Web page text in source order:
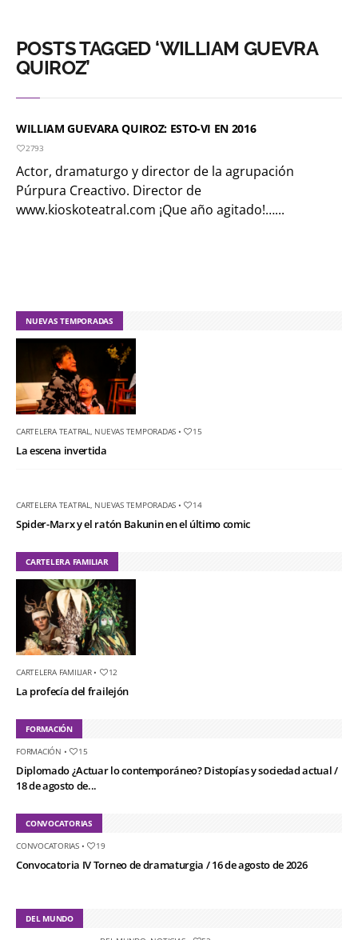
POSTS TAGGED ‘WILLIAM GUEVRA
QUIROZ’
WILLIAM GUEVARA QUIROZ: ESTO-VI EN 2016
2793
Actor, dramaturgo y director de la agrupación
Púrpura Creactivo. Director de
www.kioskoteatral.com ¡Que año agitado!…...
NUEVAS TEMPORADAS
CARTELERA TEATRAL NUEVAS TEMPORADAS • 15
La escena invertida
CARTELERA TEATRAL NUEVAS TEMPORADAS • 14
Spider-Marx y el ratón Bakunin en el último comic
CARTELERA FAMILIAR
CARTELERA FAMILIAR• 12
La profecía del frailejón
FORMACIÓN
FORMACIÓN • 15
Diplomado ¿Actuar lo contemporáneo? Distopías y sociedad actual /
18 de agosto de...
CONVOCATORIAS
CONVOCATORIAS• 19
Convocatoria IV Torneo de dramaturgia / 16 de agosto de 2026
DEL MUNDO